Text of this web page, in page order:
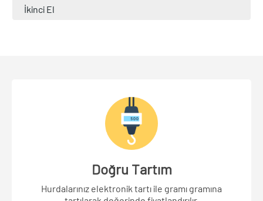
İkinci El
Doğru Tartım
Hurdalarınız elektronik tartı ile gramı gramına